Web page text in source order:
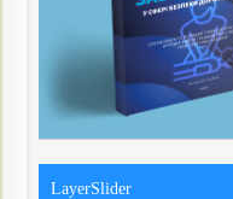
LayerSlider